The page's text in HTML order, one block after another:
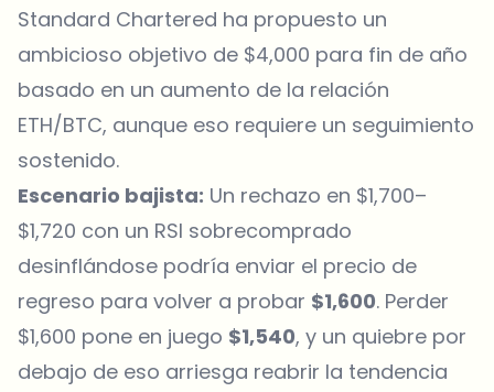
Standard Chartered ha propuesto un
ambicioso objetivo de $4,000 para fin de año
basado en un aumento de la relación
ETH/BTC, aunque eso requiere un seguimiento
sostenido.
Escenario bajista: Un rechazo en $1,700–
$1,720 con un RSI sobrecomprado
desinflándose podría enviar el precio de
regreso para volver a probar $1,600. Perder
$1,600 pone en juego $1,540, y un quiebre por
debajo de eso arriesga reabrir la tendencia